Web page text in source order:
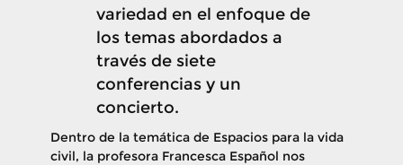
variedad en el enfoque de
los temas abordados a
través de siete
conferencias y un
concierto.
Dentro de la temática de Espacios para la vida
civil, la profesora Francesca Español nos